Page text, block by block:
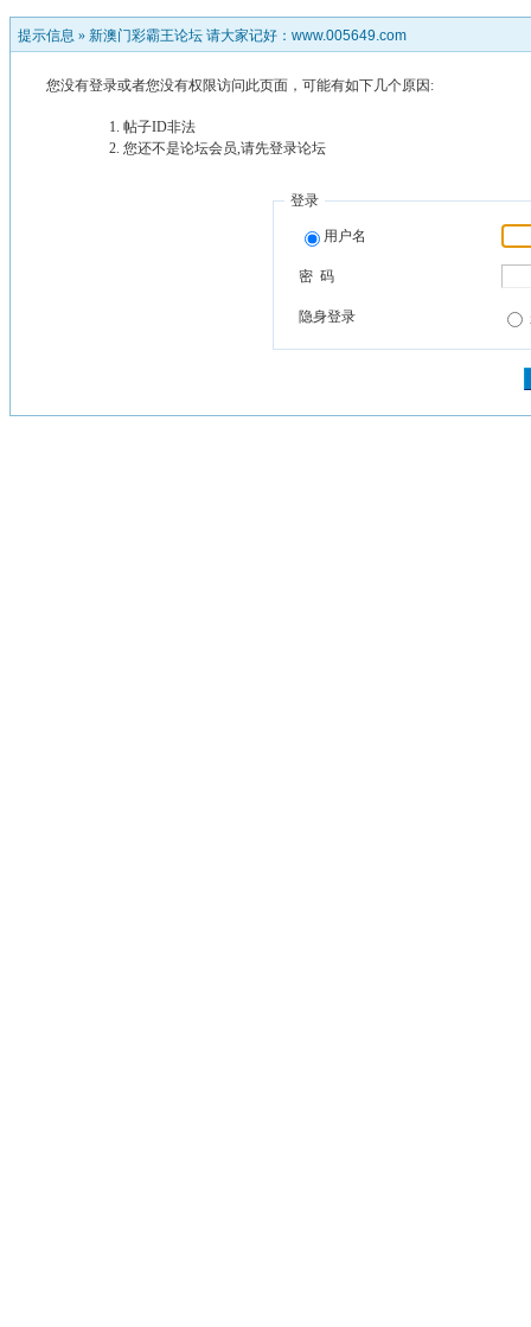
提示信息 » 新澳门彩霸王论坛 请大家记好：www.005649.com
您没有登录或者您没有权限访问此页面，可能有如下几个原因:
帖子ID非法
您还不是论坛会员,请先登录论坛
登录
用户名
密 码
隐身登录